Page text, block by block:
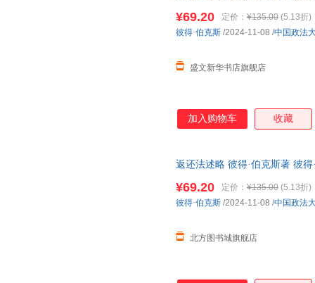
¥69.20 定价： ¥135.00 (5.13折)
盛文新华书店旗舰店
彼得·伯克斯 /2024-11-08 /中国政法
加入购物车 收藏
返还法述略 彼得·伯克斯著 彼
¥69.20 定价： ¥135.00 (5.13折)
北方图书城旗舰店
彼得·伯克斯 /2024-11-08 /中国政法